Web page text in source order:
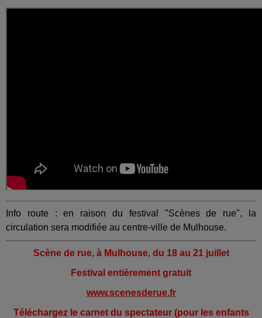
Info route : en raison du festival "Scènes de rue", la
circulation sera modifiée au centre-ville de Mulhouse.
Scène de rue, à Mulhouse, du 18 au 21 juillet
Festival entièrement gratuit
www.scenesderue.fr
Téléchargez le carnet du spectateur (pour les enfants